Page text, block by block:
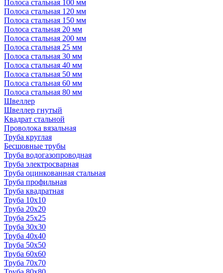
Полоса стальная 100 мм
Полоса стальная 120 мм
Полоса стальная 150 мм
Полоса стальная 20 мм
Полоса стальная 200 мм
Полоса стальная 25 мм
Полоса стальная 30 мм
Полоса стальная 40 мм
Полоса стальная 50 мм
Полоса стальная 60 мм
Полоса стальная 80 мм
Швеллер
Швеллер гнутый
Квадрат стальной
Проволока вязальная
Труба круглая
Бесшовные трубы
Труба водогазопроводная
Труба электросварная
Труба оцинкованная стальная
Труба профильная
Труба квадратная
Труба 10x10
Труба 20x20
Труба 25x25
Труба 30x30
Труба 40x40
Труба 50x50
Труба 60x60
Труба 70x70